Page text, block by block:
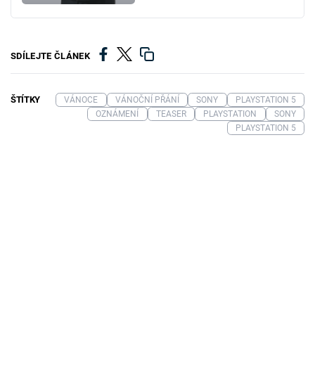
SDÍLEJTE ČLÁNEK
ŠTÍTKY VÁNOCE VÁNOČNÍ PŘÁNÍ SONY
PLAYSTATION 5
OZNÁMENÍ
TEASER PLAYSTATION
SONY
PLAYSTATION 5